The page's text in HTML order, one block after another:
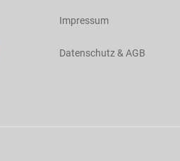
Impressum
Datenschutz & AGB